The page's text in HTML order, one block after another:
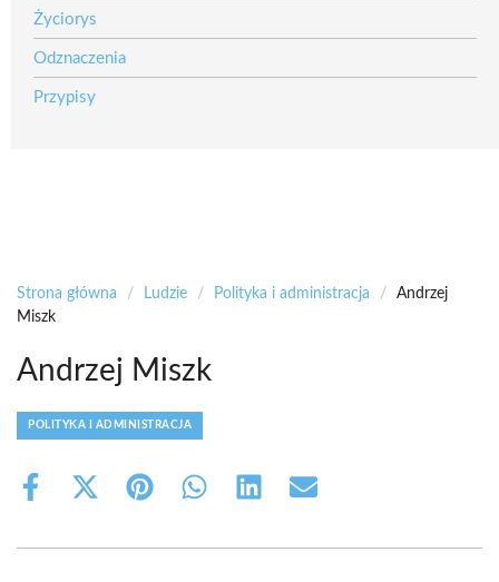
Życiorys
Odznaczenia
Przypisy
Strona główna / Ludzie / Polityka i administracja /
Andrzej
Miszk
Andrzej Miszk
POLITYKA I ADMINISTRACJA
Share
Share
(Twitter)
Share Share Share Share